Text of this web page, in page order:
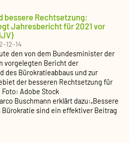
bessere Rechtsetzung:
Jahresbericht für 2021 vor
12-14
den von dem Bundesminister der
vorgelegten Bericht der
des Bürokratieabbaus und zur
der besseren Rechtsetzung für
Foto: Adobe Stock
Buschmann erklärt dazu:„Bessere
Bürokratie sind ein effektiver Beitrag